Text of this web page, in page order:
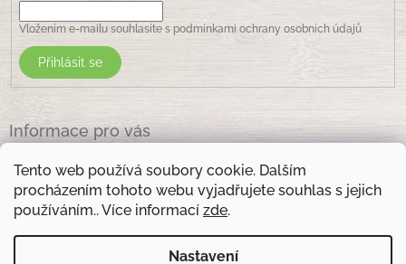
Tento web používá soubory cookie. Dalším
procházením tohoto webu vyjadřujete souhlas s jejich
používáním.. Více informací zde.
Nastavení
Vložením e-mailu souhlasíte s podmínkami ochrany osobních údajů
Přihlásit se
Informace pro vás
Obchodní podmínky
Podmínky ochrany osobních údajů
Kontakty